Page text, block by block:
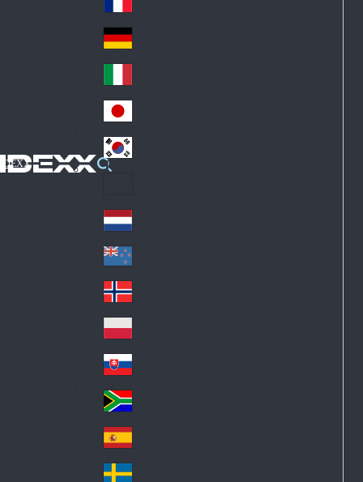
IDEXX
d
Fra
nc
e
Ge
an
y
Ital
y
Jap
an
Ko
Lat
in
A
me
ric
a
Ne
the
rla
nd
s
Ne
w
Ze
ala
nd
No
rw
ay
Pol
an
d
Slo
va
kia
So
uth
Af
Sp
ain